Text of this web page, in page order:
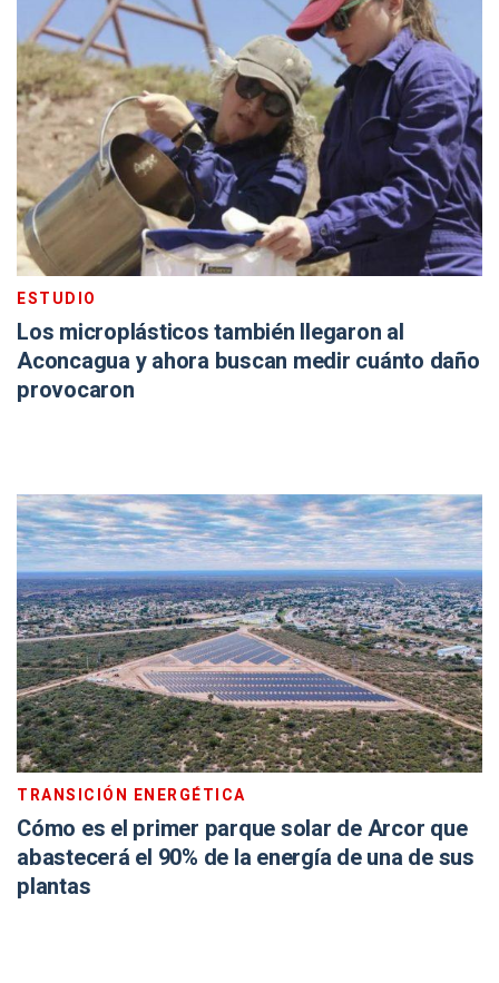
ESTUDIO
Los microplásticos también llegaron al
Aconcagua y ahora buscan medir cuánto daño
provocaron
TRANSICIÓN ENERGÉTICA
Cómo es el primer parque solar de Arcor que
abastecerá el 90% de la energía de una de sus
plantas